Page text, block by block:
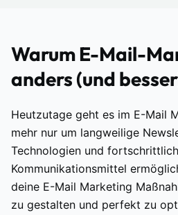
Warum E-Mail-
anders (und
Heutzutage geht es im E-Mail
mehr nur um langweilige
Technologien und
Kommunikationsmittel
deine E-Mail Marketing
zu gestalten und perfekt zu